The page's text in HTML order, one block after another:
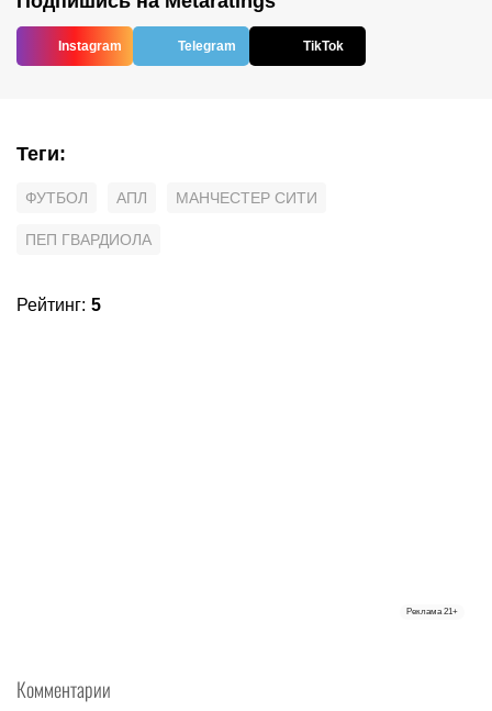
Instagram Telegram TikTok
Теги:
ФУТБОЛ АПЛ МАНЧЕСТЕР СИТИ
ПЕП ГВАРДИОЛА
Рейтинг: 5
Реклама 21+
Комментарии